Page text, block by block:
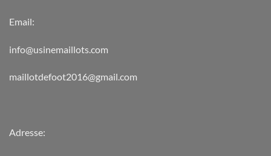
Email:
info@usinemaillots.com
maillotdefoot2016@gmail.com
Adresse: